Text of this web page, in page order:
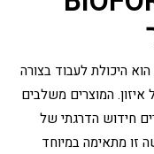
אחד היתרונות המרכזיים של מוצרי BIOFOR הוא היכולת לעבוד בצורה
המוצרים משלבים
חידוש הדרגתי של
זו מתאימה במיוחד